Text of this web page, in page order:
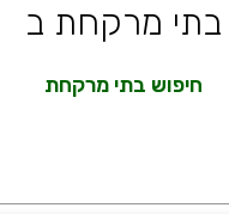
בתי מרקחת ב
חיפוש בתי מרקחת